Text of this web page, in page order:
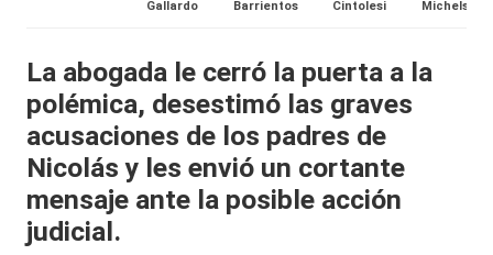
it
y
s,
T
V
Gallardo
Barrientos
Cintolesi
Michelson
La abogada le cerró la puerta a la
polémica, desestimó las graves
acusaciones de los padres de
Nicolás y les envió un cortante
mensaje ante la posible acción
judicial.